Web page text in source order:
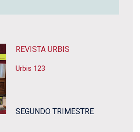
REVISTA URBIS
Urbis 123
SEGUNDO TRIMESTRE